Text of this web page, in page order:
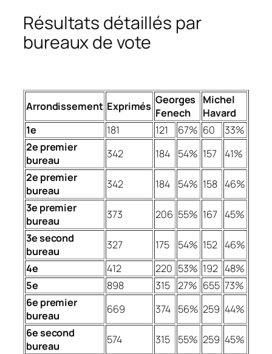
Résultats détaillés par
bureaux de vote
Arrondissement Exprimés Georges
Fenech
Michel
Havard
1e
181 121 67% 60
33%
2e premier
bureau
342 184 54% 157
41%
2e premier
bureau
342 184 54% 158 46%
3e premier
bureau
373 206 55% 167 45%
3e second
bureau
327 175 54% 152 46%
4e
412 220 53% 192 48%
5e
898 315 27% 655 73%
6e premier
bureau
669 374 56% 259 44%
6e second
bureau
574 315 55% 259 45%